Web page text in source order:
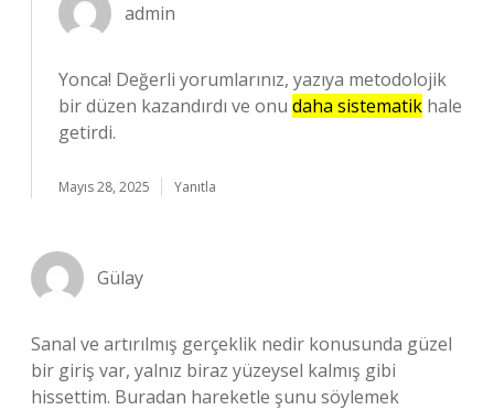
admin
Yonca! Değerli yorumlarınız, yazıya metodolojik
bir düzen kazandırdı ve onu daha sistematik hale
getirdi.
Mayıs 28, 2025 Yanıtla
Gülay
Sanal ve artırılmış gerçeklik nedir konusunda güzel
bir giriş var, yalnız biraz yüzeysel kalmış gibi
hissettim. Buradan hareketle şunu söylemek